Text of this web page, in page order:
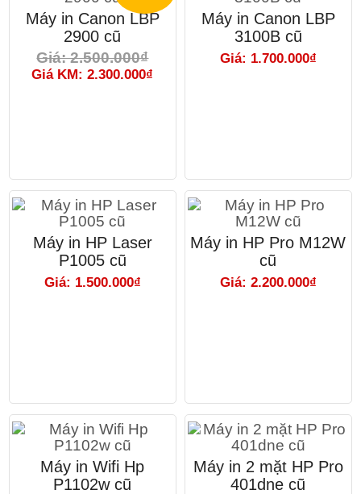
Máy in Canon LBP
2900 cũ
Giá: 2.500.000₫
Giá KM: 2.300.000₫
Máy in Canon LBP
3100B cũ
Giá: 1.700.000₫
Máy in HP Laser
P1005 cũ
Giá: 1.500.000₫
Máy in HP Pro M12W
cũ
Giá: 2.200.000₫
Máy in Wifi Hp
P1102w cũ
Máy in 2 mặt HP Pro
401dne cũ